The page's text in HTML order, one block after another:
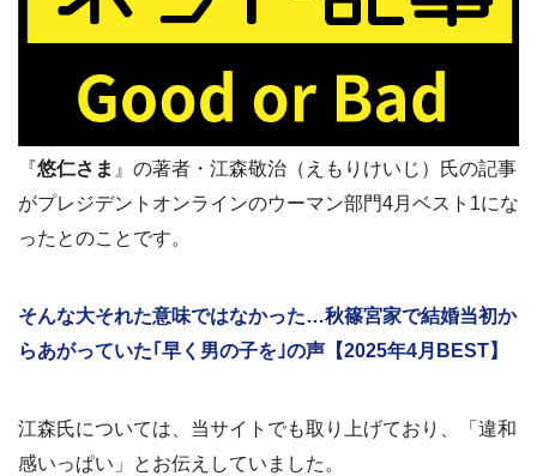
『悠仁さま 』の著者・江森敬治（えもりけいじ）氏の記事
がプレジデントオンラインのウーマン部門4月ベスト1にな
ったとのことです。
そんな大それた意味ではなかった…秋篠宮家で結婚当初か
らあがっていた｢早く男の子を｣の声【2025年4月BEST】
江森氏については、当サイトでも取り上げており、「違和
感いっぱい」とお伝えしていました。